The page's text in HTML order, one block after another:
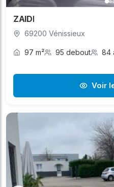
ZAIDI
69200 Vénissieux
97 m² 95 debout 84
Voir